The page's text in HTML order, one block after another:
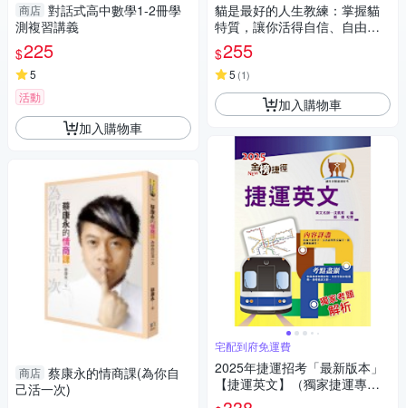
商店 對話式高中數學1-2冊學
測複習講義
$225
5
活動
加入購物車
商店 蔡康永的情商課(為你自
己活一次)
貓是最好的人生教練：掌握貓
特質，讓你活得自信、自由、
自在
$255
5 (1)
加入購物車
宅配到府免運費
2025年捷運招考「最新版本」
【捷運英文】（獨家捷運專業
詞彙例句，完整收錄最新試題